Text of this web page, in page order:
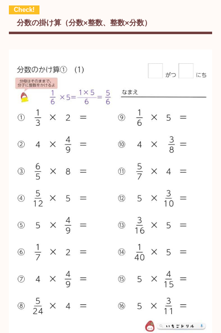
分数の掛け算（分数×整数、整数×分数）